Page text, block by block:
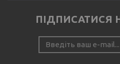
ПІДПИСАТИСЯ